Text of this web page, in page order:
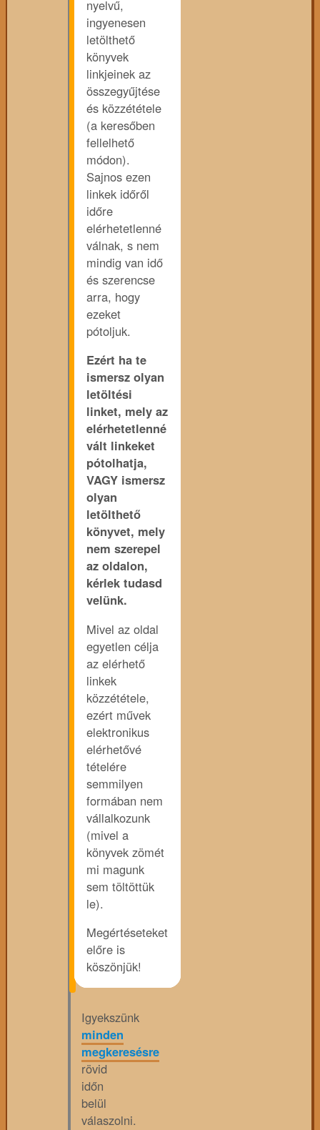
nyelvű,
ingyenesen
letölthető
könyvek
linkjeinek az
összegyűjtése
és közzététele
(a keresőben
fellelhető
módon).
Sajnos ezen
linkek időről
időre
elérhetetlenné
válnak, s nem
mindig van idő
és szerencse
arra, hogy
ezeket
pótoljuk.
Ezért ha te
ismersz olyan
letöltési
linket, mely az
elérhetetlenné
vált linkeket
pótolhatja,
VAGY ismersz
olyan
letölthető
könyvet, mely
nem szerepel
az oldalon,
kérlek tudasd
velünk.
Mivel az oldal
egyetlen célja
az elérhető
linkek
közzététele,
ezért művek
elektronikus
elérhetővé
tételére
semmilyen
formában nem
vállalkozunk
(mivel a
könyvek zömét
mi magunk
sem töltöttük
le).
Megértéseteket
előre is
köszönjük!
Igyekszünk
minden
megkeresésre
rövid
időn
belül
válaszolni.